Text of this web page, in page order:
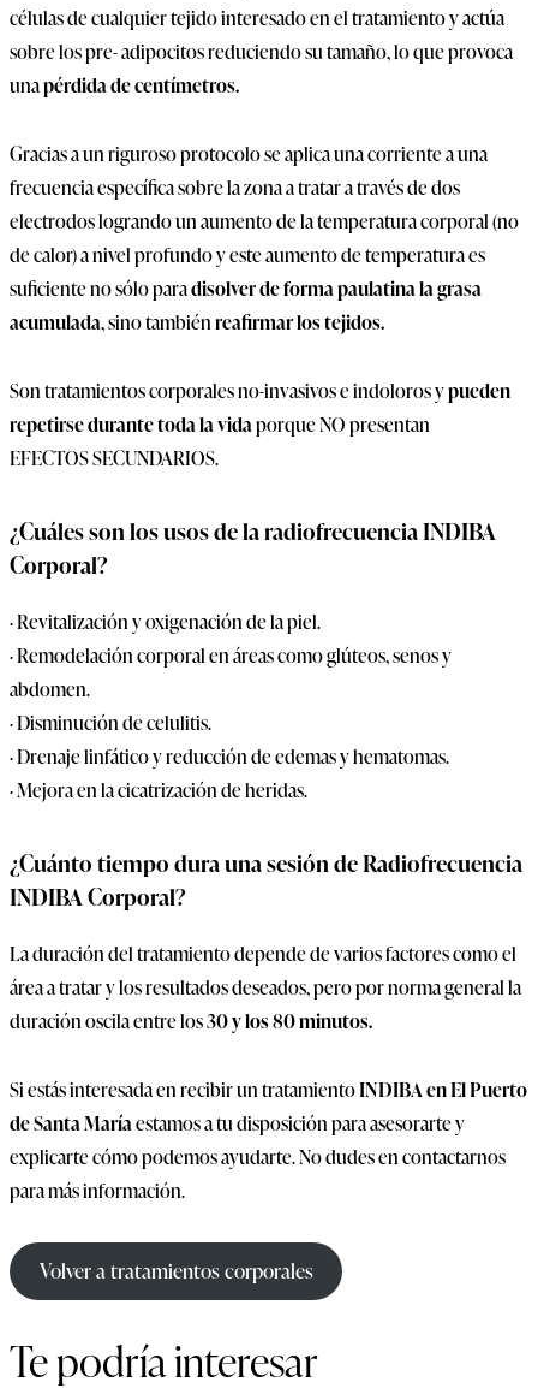
células de cualquier tejido interesado en el tratamiento y actúa
sobre los pre- adipocitos reduciendo su tamaño, lo que provoca
unapérdida de centímetros.
Gracias a un riguroso protocolo se aplica una corriente a una
frecuencia específica sobre la zona a tratar a través de dos
electrodos logrando un aumento de la temperatura corporal (no
de calor) a nivel profundo y este aumento de temperatura es
suficiente no sólo paradisolver de forma paulatina la grasa
acumulada, sino tambiénreafirmar los tejidos.
Son tratamientos corporales no-invasivos e indoloros ypueden
repetirse durante toda la vidaporque NO presentan
EFECTOS SECUNDARIOS.
¿Cuáles son los usos de la radiofrecuencia INDIBA
Corporal?
· Revitalización y oxigenación de la piel.
· Remodelación corporal en áreas como glúteos, senos y
abdomen.
· Disminución de celulitis.
· Drenaje linfático y reducción de edemas y hematomas.
· Mejora en la cicatrización de heridas.
¿Cuánto tiempo dura una sesión de Radiofrecuencia
INDIBA Corporal?
La duración del tratamiento depende de varios factores como el
área a tratar y los resultados deseados, pero por norma general la
duración oscila entre los30 y los 80 minutos.
Si estás interesada en recibir un tratamientoINDIBA en El Puerto
de Santa Maríaestamos a tu disposición para asesorarte y
explicarte cómo podemos ayudarte. No dudes en contactarnos
para más información.
Volver a tratamientos corporales
Te podría interesar